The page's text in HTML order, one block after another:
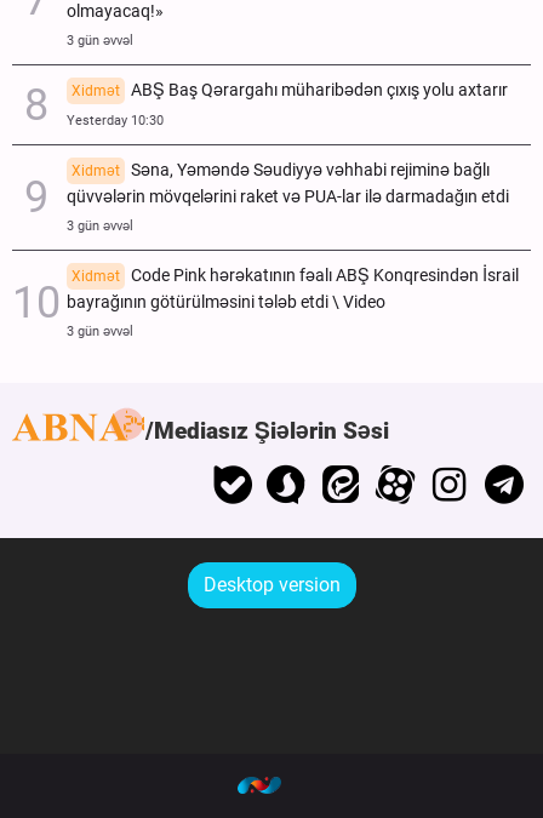
olmayacaq!»
3 gün əvvəl
Xidmət ABŞ Baş Qərargahı müharibədən çıxış yolu axtarır
Yesterday 10:30
Xidmət
Səna, Yəməndə Səudiyyə vəhhabi rejiminə bağlı
qüvvələrin mövqelərini raket və PUA-lar ilə darmadağın etdi
3 gün əvvəl
Xidmət
Code Pink hərəkatının fəalı ABŞ Konqresindən İsrail
bayrağının götürülməsini tələb etdi \ Video
3 gün əvvəl
Mediasız Şiələrin Səsi
Desktop version